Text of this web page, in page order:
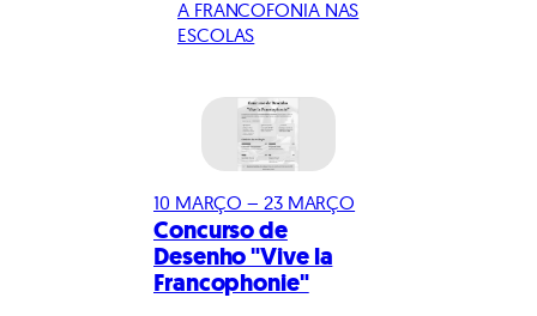
A FRANCOFONIA NAS
ESCOLAS
10 MARÇO – 23 MARÇO
Concurso de
Desenho "Vive la
Francophonie"